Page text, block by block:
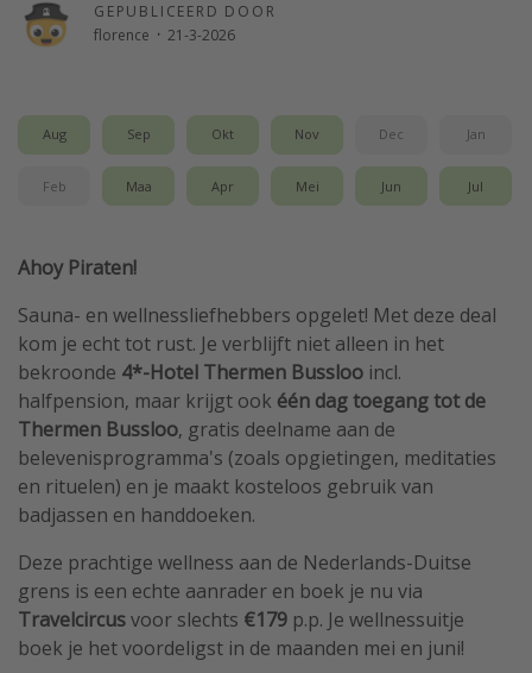
Zonvakanties
Rondreizen
Meer onderwerpen
Reiskalender
Beste keukens ter wereld
Center Parcs
Disneyland Parijs
Strandvakantie in Italië
Strandvakantie in Nederland
All inclusive vakantie in Griekenland
GEPUBLICEERD DOOR
florence · 21-3-2026
Aug Sep Okt Nov Dec Jan
Feb Maa Apr Mei Jun Jul
Ahoy Piraten!
Sauna- en wellnessliefhebbers opgelet! Met deze deal
kom je echt tot rust. Je verblijft niet alleen in het
bekroonde 4*-Hotel Thermen Bussloo incl.
halfpension, maar krijgt ook één dag toegang tot de
Thermen Bussloo, gratis deelname aan de
belevenisprogramma's (zoals opgietingen, meditaties
en rituelen) en je maakt kosteloos gebruik van
badjassen en handdoeken.
Deze prachtige wellness aan de Nederlands-Duitse
grens is een echte aanrader en boek je nu via
Travelcircusvoor slechts €179 p.p. Je wellnessuitje
boek je het voordeligst in de maanden mei en juni!